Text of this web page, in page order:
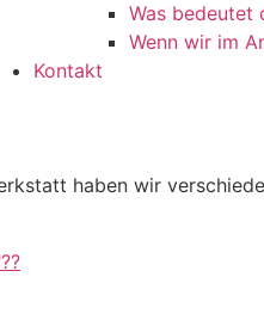
Was bedeutet
Wenn wir im
Kontakt
haben wir